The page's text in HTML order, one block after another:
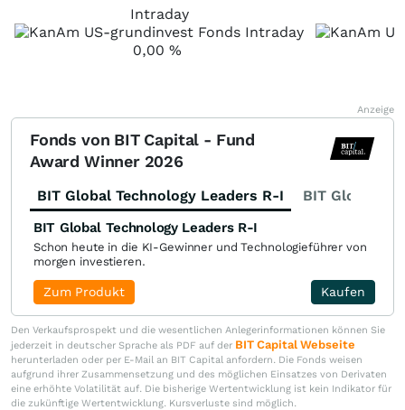
Intraday
0,00 %
Anzeige
Fonds von BIT Capital - Fund
Award Winner 2026
BIT Global Technology Leaders R-I BIT Global
BIT Global Technology Leaders R-I
Schon heute in die KI-Gewinner und Technologieführer von
morgen investieren.
Kaufen
Zum Produkt
Den Verkaufsprospekt und die wesentlichen Anlegerinformationen können Sie
jederzeit in deutscher Sprache als PDF auf der BIT Capital Webseite
herunterladen oder per E-Mail an BIT Capital anfordern. Die Fonds weisen
aufgrund ihrer Zusammensetzung und des möglichen Einsatzes von Derivaten
eine erhöhte Volatilität auf. Die bisherige Wertentwicklung ist kein Indikator für
die zukünftige Wertentwicklung. Kursverluste sind möglich.